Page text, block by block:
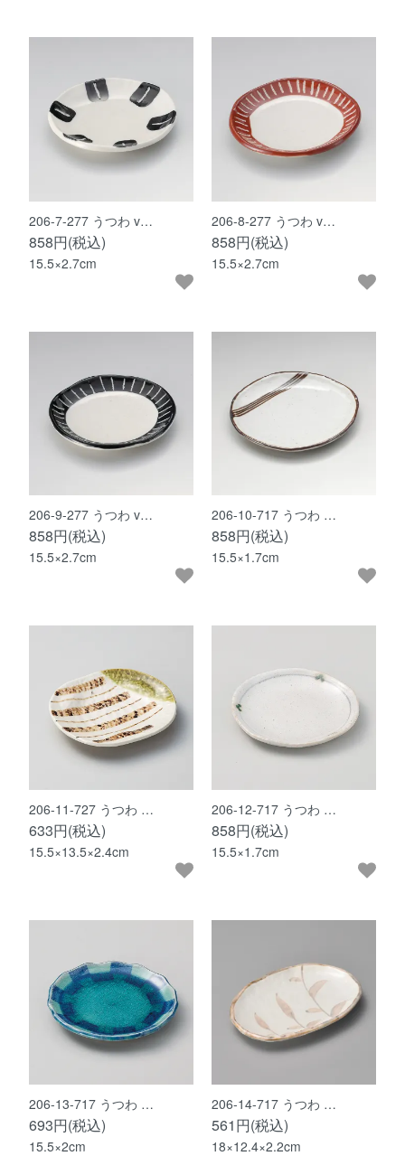
206-7-277 うつわ v…
858円(税込)
15.5×2.7cm
206-8-277 うつわ v…
858円(税込)
15.5×2.7cm
206-9-277 うつわ v…
858円(税込)
15.5×2.7cm
206-10-717 うつわ …
858円(税込)
15.5×1.7cm
206-11-727 うつわ …
633円(税込)
15.5×13.5×2.4cm
206-12-717 うつわ …
858円(税込)
15.5×1.7cm
206-13-717 うつわ …
693円(税込)
15.5×2cm
206-14-717 うつわ …
561円(税込)
18×12.4×2.2cm